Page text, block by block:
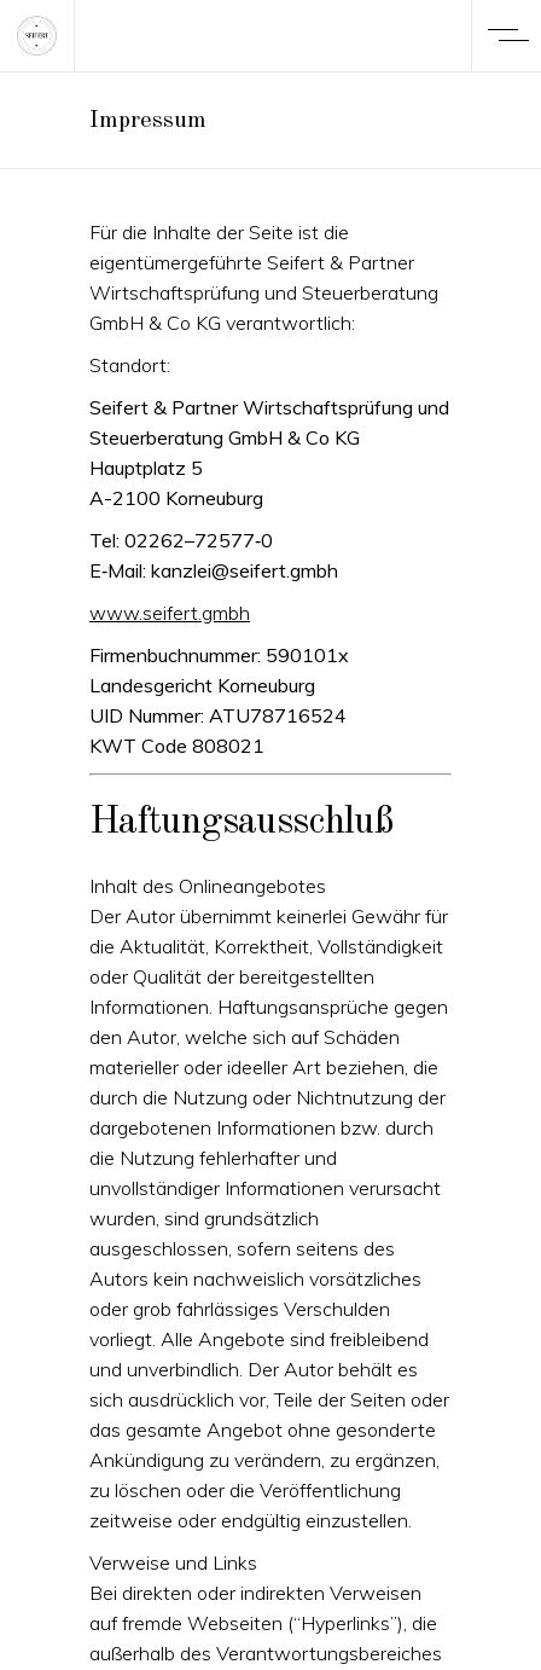
Impressum
Für die Inhalte der Seite ist die
eigentümergeführte Seifert & Partner
Wirtschaftsprüfung und Steuerberatung
GmbH & Co KG verantwortlich:
Standort:
Seifert & Partner Wirtschaftsprüfung und
Steuerberatung GmbH & Co KG
Hauptplatz 5
A-2100 Korneuburg
Tel: 02262–72577‑0
E‑Mail: kanzlei@seifert.gmbh
www.seifert.gmbh
Firmenbuchnummer: 590101x
Landesgericht Korneuburg
UID Nummer: ATU78716524
KWT Code 808021
Haftungsausschluß
Inhalt des Onlineangebotes
Der Autor übernimmt keinerlei Gewähr für
die Aktualität, Korrektheit, Vollständigkeit
oder Qualität der bereitgestellten
Informationen. Haftungsansprüche gegen
den Autor, welche sich auf Schäden
materieller oder ideeller Art beziehen, die
durch die Nutzung oder Nichtnutzung der
dargebotenen Informationen bzw. durch
die Nutzung fehlerhafter und
unvollständiger Informationen verursacht
wurden, sind grundsätzlich
ausgeschlossen, sofern seitens des
Autors kein nachweislich vorsätzliches
oder grob fahrlässiges Verschulden
vorliegt. Alle Angebote sind freibleibend
und unverbindlich. Der Autor behält es
sich ausdrücklich vor, Teile der Seiten oder
das gesamte Angebot ohne gesonderte
Ankündigung zu verändern, zu ergänzen,
zu löschen oder die Veröffentlichung
zeitweise oder endgültig einzustellen.
Verweise und Links
Bei direkten oder indirekten Verweisen
auf fremde Webseiten (“Hyperlinks”), die
außerhalb des Verantwortungsbereiches